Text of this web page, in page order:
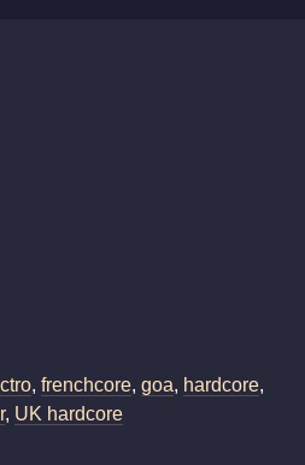
,frenchcore,goa, hardcore,
, UK hardcore